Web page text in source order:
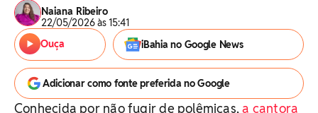
Naiana Ribeiro
22/05/2026 às 15:41
Ouça
iBahia no Google News
Adicionar como fonte preferida no Google
Conhecida por não fugir de polêmicas,a cantora